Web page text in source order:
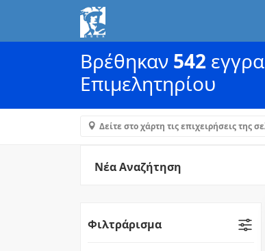
Βρέθηκαν 542
Επιμελητηρίου
Δείτε στο χάρτη τις επιχειρήσεις της
Νέα Αναζήτηση
Φιλτράρισμα